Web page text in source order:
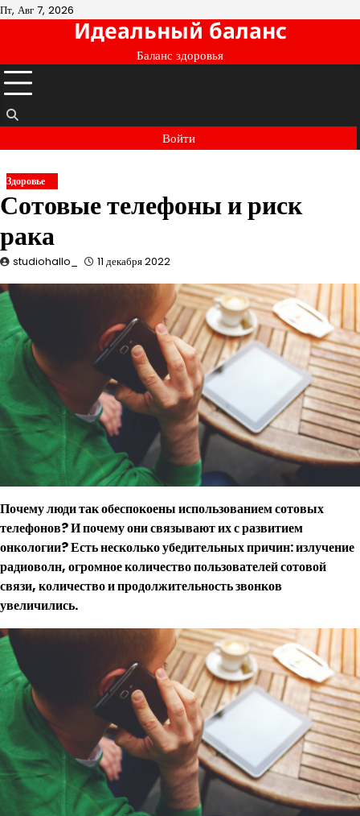
Перейти
Пт, Авг 7, 2026
Идеальный баланс
Баланс здоровья
Войти
Здоровье
Сотовые телефоны и риск
рака
studiohallo_ 11 декабря 2022
Почему люди так обеспокоены использованием сотовых
телефонов? И почему они связывают их с развитием
онкологии? Есть несколько убедительных причин: излучение
радиоволн, огромное количество пользователей сотовой
связи, количество и продолжительность звонков
увеличились.